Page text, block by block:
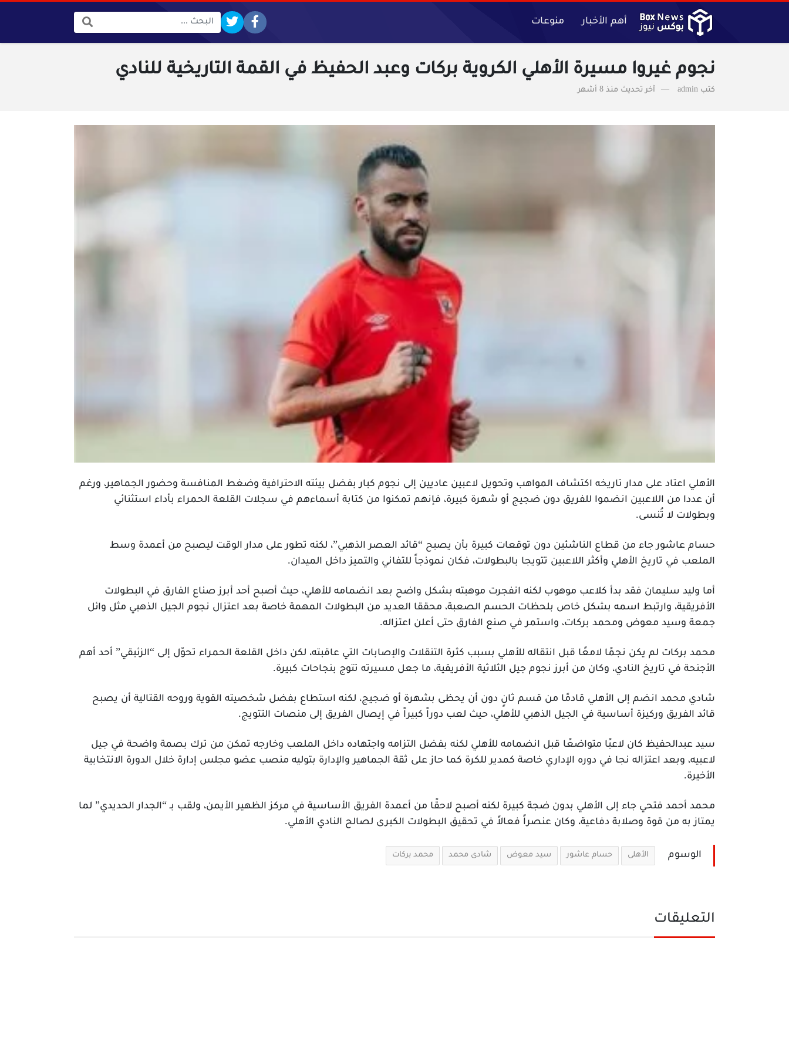
أهم الأخبار منوعات
البحث:
نجوم غيروا مسيرة الأهلي الكروية بركات وعبد الحفيظ في القمة التاريخية للنادي
كتب admin آخر تحديث منذ 8 أشهر
الأهلي اعتاد على مدار تاريخه اكتشاف المواهب وتحويل لاعبين عاديين إلى نجوم كبار بفضل بيئته الاحترافية وضغط المنافسة وحضور الجماهير، ورغم
أن عددا من اللاعبين انضموا للفريق دون ضجيج أو شهرة كبيرة، فإنهم تمكنوا من كتابة أسماءهم في سجلات القلعة الحمراء بأداء استثنائي
وبطولات لا تُنسى.
حسام عاشور جاء من قطاع الناشئين دون توقعات كبيرة بأن يصبح “قائد العصر الذهبي”، لكنه تطور على مدار الوقت ليصبح من أعمدة وسط
الملعب في تاريخ الأهلي وأكثر اللاعبين تتويجا بالبطولات، فكان نموذجاً للتفاني والتميز داخل الميدان.
أما وليد سليمان فقد بدأ كلاعب موهوب لكنه انفجرت موهبته بشكل واضح بعد انضمامه للأهلي، حيث أصبح أحد أبرز صناع الفارق في البطولات
الأفريقية، وارتبط اسمه بشكل خاص بلحظات الحسم الصعبة، محققا العديد من البطولات المهمة خاصة بعد اعتزال نجوم الجيل الذهبي مثل وائل
جمعة وسيد معوض ومحمد بركات، واستمر في صنع الفارق حتى أعلن اعتزاله.
محمد بركات لم يكن نجمًا لامعًا قبل انتقاله للأهلي بسبب كثرة التنقلات والإصابات التي عاقبته، لكن داخل القلعة الحمراء تحوّل إلى “الزئبقي” أحد أهم
الأجنحة في تاريخ النادي، وكان من أبرز نجوم جيل الثلاثية الأفريقية، ما جعل مسيرته تتوج بنجاحات كبيرة.
شادي محمد انضم إلى الأهلي قادمًا من قسم ثانٍ دون أن يحظى بشهرة أو ضجيج، لكنه استطاع بفضل شخصيته القوية وروحه القتالية أن يصبح
قائد الفريق وركيزة أساسية في الجيل الذهبي للأهلي، حيث لعب دوراً كبيراً في إيصال الفريق إلى منصات التتويج.
سيد عبدالحفيظ كان لاعبًا متواضعًا قبل انضمامه للأهلي لكنه بفضل التزامه واجتهاده داخل الملعب وخارجه تمكن من ترك بصمة واضحة في جيل
لاعبيه، وبعد اعتزاله نجا في دوره الإداري خاصة كمدير للكرة كما حاز على ثقة الجماهير والإدارة بتوليه منصب عضو مجلس إدارة خلال الدورة الانتخابية
الأخيرة.
محمد أحمد فتحي جاء إلى الأهلي بدون ضجة كبيرة لكنه أصبح لاحقًا من أعمدة الفريق الأساسية في مركز الظهير الأيمن، ولقب بـ “الجدار الحديدي” لما
يمتاز به من قوة وصلابة دفاعية، وكان عنصراً فعالاً في تحقيق البطولات الكبرى لصالح النادي الأهلي.
الوسوم الأهلى حسام عاشور سيد معوض شادى محمد محمد بركات
التعليقات